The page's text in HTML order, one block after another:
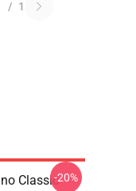
/ 1
Classic-20%